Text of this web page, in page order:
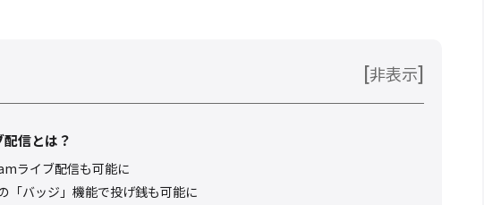
[非表示]
信とは？
ライブ配信も可能に
バッジ」機能で投げ銭も可能に